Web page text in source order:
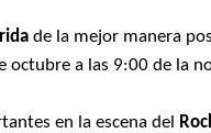
de la mejor manera
octubre a las 9:00 de la
en la escena del